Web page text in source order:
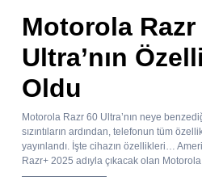
Motorola Razr
Ultra’nın
Oldu
Motorola Razr 60 Ultra’nın neye
sızıntıların ardından, telefonun tüm
yayınlandı. İşte cihazın özellikleri…
Razr+ 2025 adıyla çıkacak olan